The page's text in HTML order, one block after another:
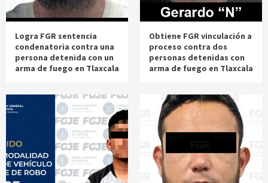
Logra FGR sentencia
condenatoria contra una
persona detenida con un
arma de fuego en Tlaxcala
Obtiene FGR vinculación a
proceso contra dos
personas detenidas con
arma de fuego en Tlaxcala